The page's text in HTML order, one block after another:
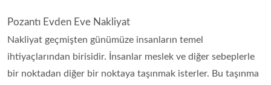
Pozantı‎ Evden Eve Nakliyat
Nakliyat geçmişten günümüze insanların temel
ihtiyaçlarından birisidir. İnsanlar meslek ve diğer sebeplerle
bir noktadan diğer bir noktaya taşınmak isterler. Bu taşınma